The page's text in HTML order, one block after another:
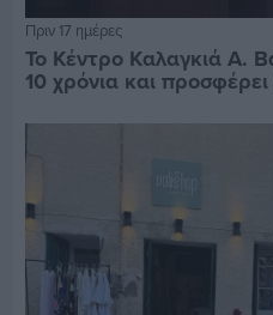
Πριν 17 ημέρες
Το Κέντρο Καλαγκιά Α.
10 χρόνια και